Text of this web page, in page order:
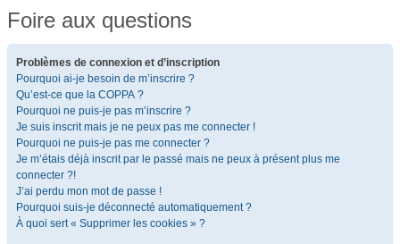
Foire aux questions
Problèmes de connexion et d’inscription
Pourquoi ai-je besoin de m’inscrire ?
Qu’est-ce que la COPPA ?
Pourquoi ne puis-je pas m’inscrire ?
Je suis inscrit mais je ne peux pas me connecter !
Pourquoi ne puis-je pas me connecter ?
Je m’étais déjà inscrit par le passé mais ne peux à présent plus me
connecter ?!
J’ai perdu mon mot de passe !
Pourquoi suis-je déconnecté automatiquement ?
À quoi sert « Supprimer les cookies » ?